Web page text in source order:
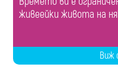
живеейки живота на
Виж